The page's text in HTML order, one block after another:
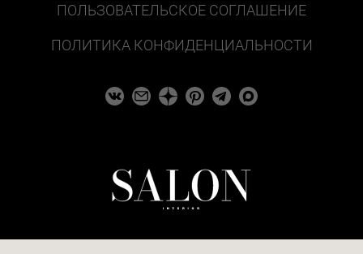
ПОЛЬЗОВАТЕЛЬСКОЕ СОГЛАШЕНИЕ
ПОЛИТИКА КОНФИДЕНЦИАЛЬНОСТИ